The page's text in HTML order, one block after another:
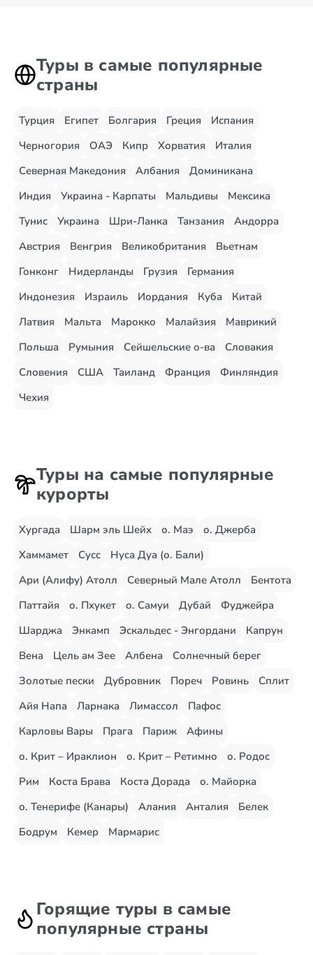
Туры в самые популярные
страны
Турция Египет Болгария Греция
Испания
Черногория
ОАЭ Кипр Хорватия
Италия
Северная Македония
Албания
Доминикана
Индия
Украина - Карпаты Мальдивы
Мексика
Тунис
Украина Шри-Ланка Танзания
Андорра
Австрия
Венгрия Великобритания
Вьетнам
Гонконг
Нидерланды Грузия
Германия
Индонезия
Израиль Иордания Куба
Китай
Латвия
Мальта Марокко Малайзия
Маврикий
Польша
Румыния Сейшельские о-ва
Словакия
Словения
США Таиланд Франция
Финляндия
Чехия
Туры на самые популярные
курорты
Хургада Шарм эль Шейх о. Маэ
о. Джерба
Хаммамет
Сусс
Нуса Дуа (о. Бали)
Ари (Алифу) Атолл
Северный Мале Атолл
Бентота
Паттайя
о. Пхукет о. Самуи Дубай
Фуджейра
Шарджа
Энкамп Эскальдес - Энгордани
Капрун
Вена
Цель ам Зее Албена
Солнечный берег
Золотые пески
Дубровник Пореч Ровинь
Сплит
Айя Напа
Ларнака Лимассол
Пафос
Карловы Вары
Прага Париж
Афины
о. Крит – Ираклион
о. Крит – Ретимно
о. Родос
Рим
Коста Брава Коста Дорада
о. Майорка
о. Тенерифе (Канары)
Алания Анталия
Белек
Бодрум
Кемер Мармарис
Горящие туры в самые
популярные страны